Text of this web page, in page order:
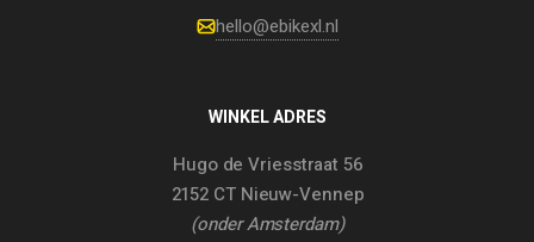
hello@ebikexl.nl
WINKEL ADRES
Hugo de Vriesstraat 56
2152 CT Nieuw-Vennep
(onder Amsterdam)